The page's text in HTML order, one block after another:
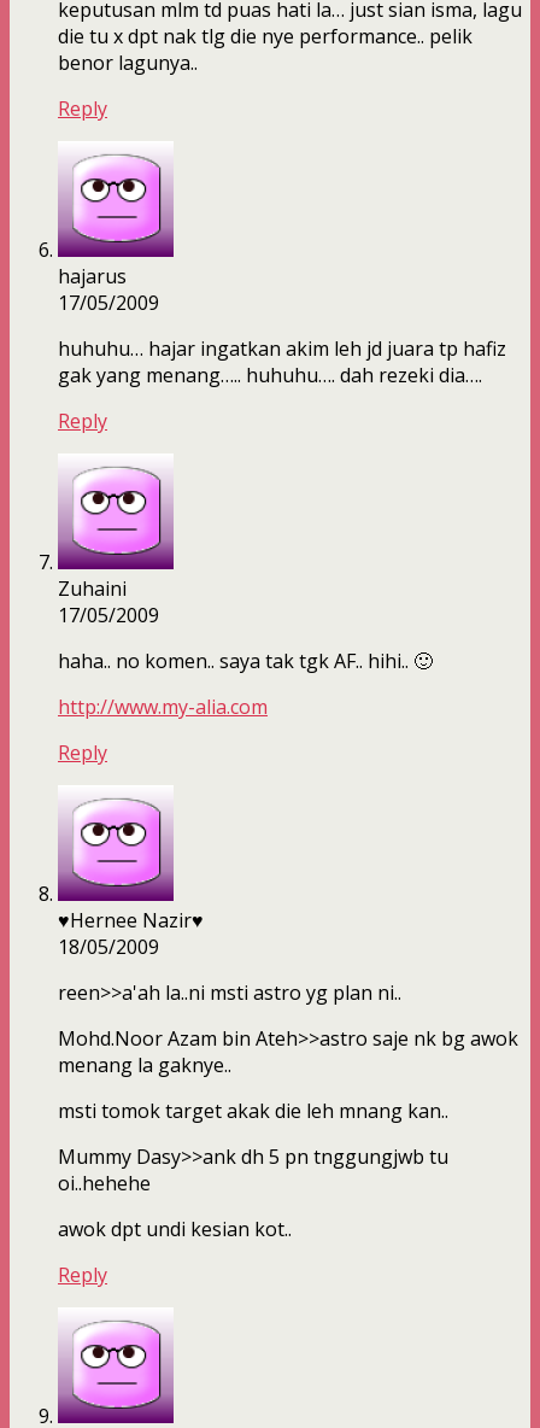
keputusan mlm td puas hati la… just sian isma, lagu
die tu x dpt nak tlg die nye performance.. pelik
benor lagunya..
Reply
hajarus
17/05/2009
huhuhu… hajar ingatkan akim leh jd juara tp hafiz
gak yang menang….. huhuhu…. dah rezeki dia….
Reply
Zuhaini
17/05/2009
haha.. no komen.. saya tak tgk AF.. hihi.. 🙂
http://www.my-alia.com
Reply
♥Hernee Nazir♥
18/05/2009
reen>>a'ah la..ni msti astro yg plan ni..
Mohd.Noor Azam bin Ateh>>astro saje nk bg awok
menang la gaknye..
msti tomok target akak die leh mnang kan..
Mummy Dasy>>ank dh 5 pn tnggungjwb tu
oi..hehehe
awok dpt undi kesian kot..
Reply